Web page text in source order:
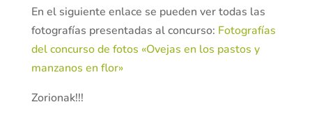
En el siguiente enlace se pueden ver todas las
fotografías presentadas al concurso: Fotografías
del concurso de fotos «Ovejas en los pastos y
manzanos en flor»
Zorionak!!!